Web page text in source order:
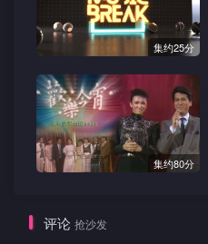
集约25分
集约80分
评论 抢沙发